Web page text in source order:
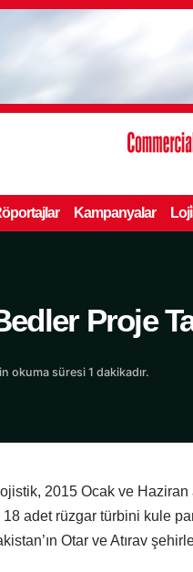
Kampanyalar
Proje
okuma süresi 1 dakikadır.
2015 Ocak ve Haziran
adet rüzgar türbini kule
Otar ve Atırav